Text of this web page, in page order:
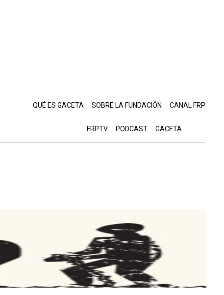
QUÉ ES GACETA SOBRE LA FUNDACIÓN CANAL FRP
FRPTV PODCAST GACETA